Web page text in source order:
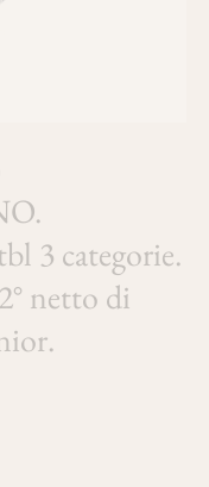
3 categorie.
netto di